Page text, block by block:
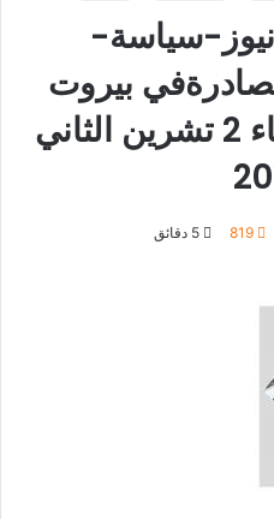
سياسة-
بيروت
صباح اليوم الاربعاء 2 تشرين الثاني
819